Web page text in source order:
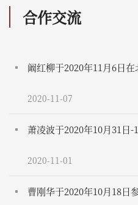
合作交流
阚红柳于2020年11月6日
办的云上北京学学术沙龙
保护与传承”系列讲座，
2020-11-07
萧凌波于2020年10月31日
案学院举办的第六届HGIS
2020-11-01
曹刚华于2020年10月18日